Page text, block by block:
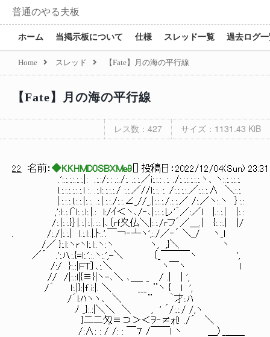
普通のやる夫板
ホーム 当掲示板について 仕様 スレッド一覧 過去ログ
Home スレッド 【Fate】月の海の平行線
【Fate】月の海の平行線
レス数：427 サイズ：1131.43 KiB
22 名前： ◆KKHMD0SBXMe9 ] 投稿日： 2022/12/04(Sun)
.':.:.:.:.:.:.|: .:.:/:.: .:./:. .:.:.／i:.:.: .:. ./:.:.:.:.:.:.ヽ､ ヽ:.:.:.:.:.
l.:.:.:.:.:.:.l :. .:.l:.:.:.:./ :.:.／//l:.:. :. /:.:.:.:.／:.:.:.∧ ＼:.:.
|.:.:.:.l.:.:.|:.:. .:.|.:.:./:.:.∠_//_.|:.:.:./.:.:.／ /:.／ヽ:.ヽ ｝:.:
,':l:.:.l＾l:.:.l:.|.: l:/ｲ＜ヽ､/‐､|:.:.:.レ'´／:／l |.:.:.| |:.:
/:.|:.:.}｝|.:.|:.|.:.:.|､｛ｒｆ夊仏＼|:.:./rフ´／＿.| {:.::.| |/
. /:./|:.:.| l.:.l:.|.ﾄ:.'.￣￢‐┴ヽ',:./／‐´ ＼_/
/／ }:.l:ヽrヽl:.l:.ヽ:ヽ ヽ, ,}＼ ヽ
／´ .':.ﾊ.:.{=l:.'.:.ヽ:.',-＼ ｛_￣￣￣ヽ ', 簡単
/:/ }:.:|ＦT〕､:.＼ ヽ￣ヽ l
// /|:.:l|{≡}|ヽ-､＼ ､＿_ _ / .| | ',
/´ l:.|}:|f i:|. ＼ ___ ¨ヽ { l ', では作
/´l:ﾊヽヽ､ ＼ ¨ ｀才:.ﾊ
ﾉ _}:.:|＼＼ ＼ , ' ´/:.:./ /,ヽ
}二二匁≡⊃＞＜ｦ‐≠ｫ{! ./´ ＼ ｎ
/:∧: : / /: : ￣７ /￣￣l ヽ ＿〉_＿